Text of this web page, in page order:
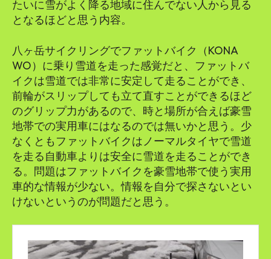
たいに雪がよく降る地域に住んでない人から見る
となるほどと思う内容。
八ヶ岳サイクリングでファットバイク（KONA
WO）に乗り雪道を走った感覚だと、ファットバ
イクは雪道では非常に安定して走ることができ、
前輪がスリップしても立て直すことができるほど
のグリップ力があるので、時と場所が合えば豪雪
地帯での実用車にはなるのでは無いかと思う。少
なくともファットバイクはノーマルタイヤで雪道
を走る自動車よりは安全に雪道を走ることができ
る。問題はファットバイクを豪雪地帯で使う実用
車的な情報が少ない。情報を自分で探さないとい
けないというのが問題だと思う。